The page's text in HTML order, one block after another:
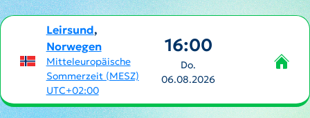
Leirsund,
Norwegen
Mitteleuropäische
Sommerzeit (MESZ)
UTC+02:00
16:00
Do.
06.08.2026